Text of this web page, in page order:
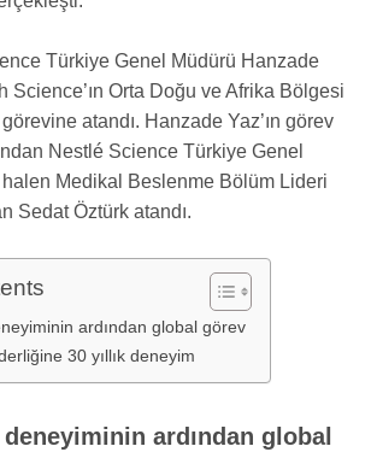
Türkiye Genel Müdürü Hanzade
Science’ın Orta Doğu ve Afrika Bölgesi
atandı. Hanzade Yaz’ın görev
Nestlé Science Türkiye Genel
halen Medikal Beslenme Bölüm Lideri
Sedat Öztürk atandı.
ardından global görev
30 yıllık deneyim
ardından global